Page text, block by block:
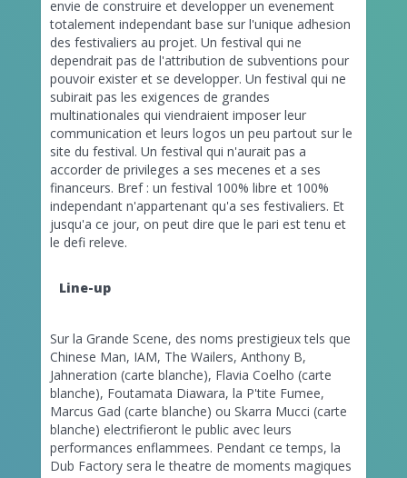
envie de construire et developper un evenement
totalement independant base sur l'unique adhesion
des festivaliers au projet. Un festival qui ne
dependrait pas de l'attribution de subventions pour
pouvoir exister et se developper. Un festival qui ne
subirait pas les exigences de grandes
multinationales qui viendraient imposer leur
communication et leurs logos un peu partout sur le
site du festival. Un festival qui n'aurait pas a
accorder de privileges a ses mecenes et a ses
financeurs. Bref : un festival 100% libre et 100%
independant n'appartenant qu'a ses festivaliers. Et
jusqu'a ce jour, on peut dire que le pari est tenu et
le defi releve.
Line-up
Sur la Grande Scene, des noms prestigieux tels que
Chinese Man, IAM, The Wailers, Anthony B,
Jahneration (carte blanche), Flavia Coelho (carte
blanche), Foutamata Diawara, la P'tite Fumee,
Marcus Gad (carte blanche) ou Skarra Mucci (carte
blanche) electrifieront le public avec leurs
performances enflammees. Pendant ce temps, la
Dub Factory sera le theatre de moments magiques